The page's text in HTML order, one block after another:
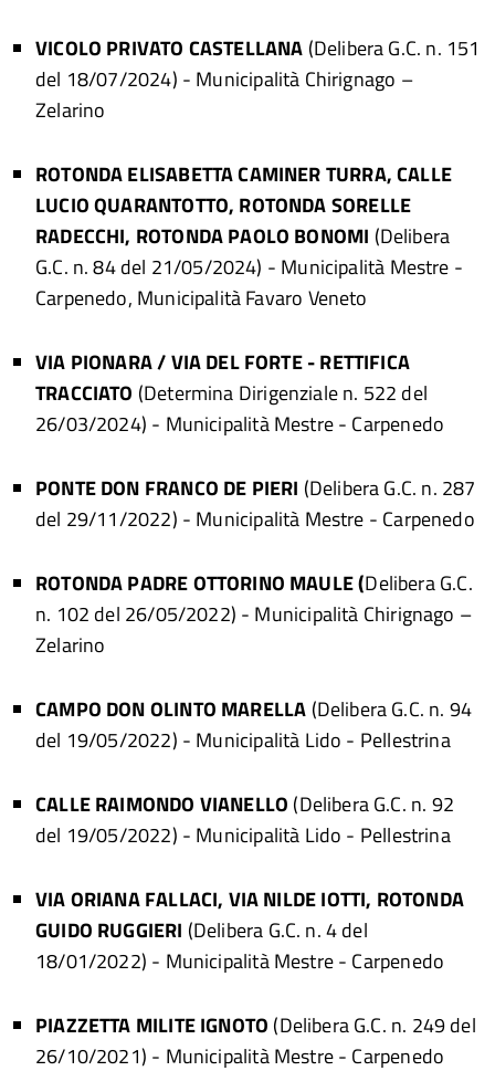
VICOLO PRIVATO CASTELLANA (Delibera G.C. n. 151
del 18/07/2024) - Municipalità Chirignago –
Zelarino
ROTONDA ELISABETTA CAMINER TURRA, CALLE
LUCIO QUARANTOTTO, ROTONDA SORELLE
RADECCHI, ROTONDA PAOLO BONOMI (Delibera
G.C. n. 84 del 21/05/2024) - Municipalità Mestre -
Carpenedo, Municipalità Favaro Veneto
VIA PIONARA / VIA DEL FORTE - RETTIFICA
TRACCIATO (Determina Dirigenziale n. 522 del
26/03/2024) - Municipalità Mestre - Carpenedo
PONTE DON FRANCO DE PIERI (Delibera G.C. n. 287
del 29/11/2022) - Municipalità Mestre - Carpenedo
ROTONDA PADRE OTTORINO MAULE (Delibera G.C.
n. 102 del 26/05/2022) - Municipalità Chirignago –
Zelarino
CAMPO DON OLINTO MARELLA (Delibera G.C. n. 94
del 19/05/2022) - Municipalità Lido - Pellestrina
CALLE RAIMONDO VIANELLO (Delibera G.C. n. 92
del 19/05/2022) - Municipalità Lido - Pellestrina
VIA ORIANA FALLACI, VIA NILDE IOTTI, ROTONDA
GUIDO RUGGIERI (Delibera G.C. n. 4 del
18/01/2022) - Municipalità Mestre - Carpenedo
PIAZZETTA MILITE IGNOTO (Delibera G.C. n. 249 del
26/10/2021) - Municipalità Mestre - Carpenedo